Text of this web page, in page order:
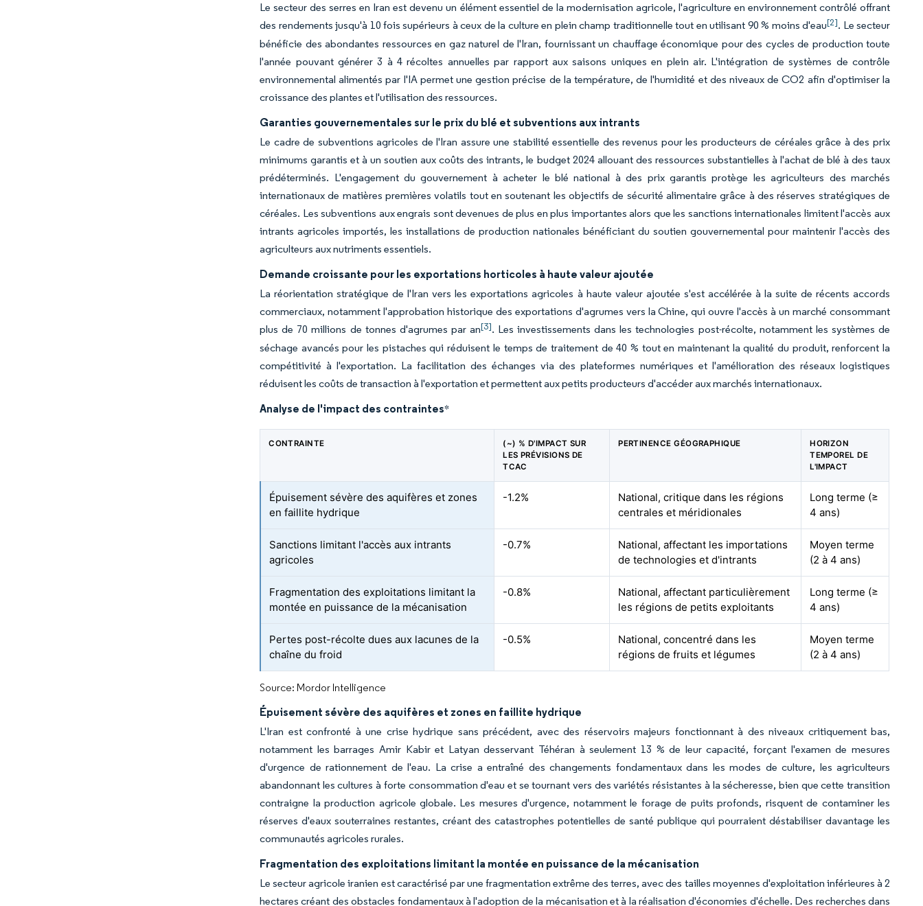
Le secteur des serres en Iran est devenu un élément essentiel de la modernisation agricole, l'agriculture en environnement contrôlé offrant
des rendements jusqu'à 10 fois supérieurs à ceux de la culture en plein champ traditionnelle tout en utilisant 90 % moins d'eau[2]. Le secteur
bénéficie des abondantes ressources en gaz naturel de l'Iran, fournissant un chauffage économique pour des cycles de production toute
l'année pouvant générer 3 à 4 récoltes annuelles par rapport aux saisons uniques en plein air. L'intégration de systèmes de contrôle
environnemental alimentés par l'IA permet une gestion précise de la température, de l'humidité et des niveaux de CO2 afin d'optimiser la
croissance des plantes et l'utilisation des ressources.
Garanties gouvernementales sur le prix du blé et subventions aux intrants
Le cadre de subventions agricoles de l'Iran assure une stabilité essentielle des revenus pour les producteurs de céréales grâce à des prix
minimums garantis et à un soutien aux coûts des intrants, le budget 2024 allouant des ressources substantielles à l'achat de blé à des taux
prédéterminés. L'engagement du gouvernement à acheter le blé national à des prix garantis protège les agriculteurs des marchés
internationaux de matières premières volatils tout en soutenant les objectifs de sécurité alimentaire grâce à des réserves stratégiques de
céréales. Les subventions aux engrais sont devenues de plus en plus importantes alors que les sanctions internationales limitent l'accès aux
intrants agricoles importés, les installations de production nationales bénéficiant du soutien gouvernemental pour maintenir l'accès des
agriculteurs aux nutriments essentiels.
Demande croissante pour les exportations horticoles à haute valeur ajoutée
La réorientation stratégique de l'Iran vers les exportations agricoles à haute valeur ajoutée s'est accélérée à la suite de récents accords
commerciaux, notamment l'approbation historique des exportations d'agrumes vers la Chine, qui ouvre l'accès à un marché consommant
plus de 70 millions de tonnes d'agrumes par an[3]. Les investissements dans les technologies post-récolte, notamment les systèmes de
séchage avancés pour les pistaches qui réduisent le temps de traitement de 40 % tout en maintenant la qualité du produit, renforcent la
compétitivité à l'exportation. La facilitation des échanges via des plateformes numériques et l'amélioration des réseaux logistiques
réduisent les coûts de transaction à l'exportation et permettent aux petits producteurs d'accéder aux marchés internationaux.
Analyse de l'impact des contraintes*
CONTRAINTE
(~) % D'IMPACT SUR
LES PRÉVISIONS DE
TCAC
PERTINENCE GÉOGRAPHIQUE
HORIZON
TEMPOREL DE
L'IMPACT
Épuisement sévère des aquifères et zones
en faillite hydrique
-1.2%
National, critique dans les régions
centrales et méridionales
Long terme (≥
4 ans)
Sanctions limitant l'accès aux intrants
agricoles
-0.7%
National, affectant les importations
de technologies et d'intrants
Moyen terme
(2 à 4 ans)
Fragmentation des exploitations limitant la
montée en puissance de la mécanisation
-0.8%
National, affectant particulièrement
les régions de petits exploitants
Long terme (≥
4 ans)
Pertes post-récolte dues aux lacunes de la
chaîne du froid
-0.5%
National, concentré dans les
régions de fruits et légumes
Moyen terme
(2 à 4 ans)
Source: Mordor Intelligence
Épuisement sévère des aquifères et zones en faillite hydrique
L'Iran est confronté à une crise hydrique sans précédent, avec des réservoirs majeurs fonctionnant à des niveaux critiquement bas,
notamment les barrages Amir Kabir et Latyan desservant Téhéran à seulement 13 % de leur capacité, forçant l'examen de mesures
d'urgence de rationnement de l'eau. La crise a entraîné des changements fondamentaux dans les modes de culture, les agriculteurs
abandonnant les cultures à forte consommation d'eau et se tournant vers des variétés résistantes à la sécheresse, bien que cette transition
contraigne la production agricole globale. Les mesures d'urgence, notamment le forage de puits profonds, risquent de contaminer les
réserves d'eaux souterraines restantes, créant des catastrophes potentielles de santé publique qui pourraient déstabiliser davantage les
communautés agricoles rurales.
Fragmentation des exploitations limitant la montée en puissance de la mécanisation
Le secteur agricole iranien est caractérisé par une fragmentation extrême des terres, avec des tailles moyennes d'exploitation inférieures à 2
hectares créant des obstacles fondamentaux à l'adoption de la mécanisation et à la réalisation d'économies d'échelle. Des recherches dans